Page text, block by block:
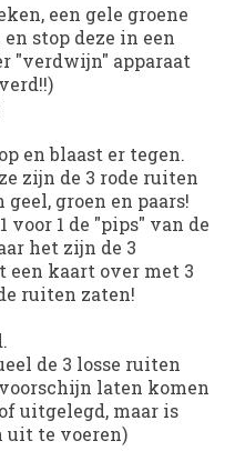
een gele groene
stop deze in een
"verdwijn" apparaat
en blaast er tegen.
zijn de 3 rode ruiten
groen en paars!
voor 1 de "pips" van de
het zijn de 3
een kaart over met 3
ruiten zaten!
de 3 losse ruiten
laten komen
uitgelegd, maar is
te voeren)